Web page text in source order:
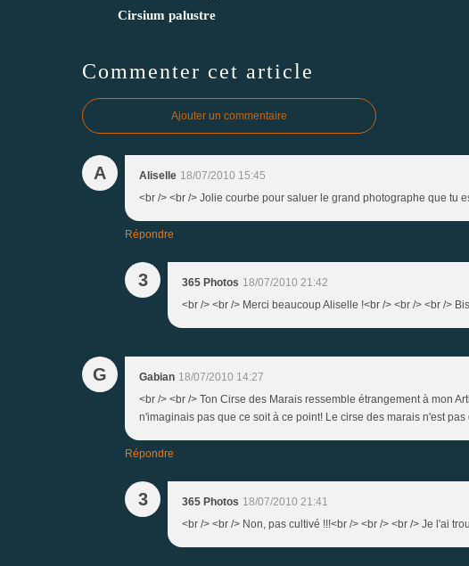
Cirsium palustre
Commenter cet article
Ajouter un commentaire
A Aliselle 18/07/2010 15:45
<br /> <br /> Jolie courbe pour saluer le grand photographe que tu
Répondre
3 365 Photos 18/07/2010 21:42
<br /> <br /> Merci beaucoup Aliselle !<br /> <br /> <br />
G Gabian 18/07/2010 14:27
<br /> <br /> Ton Cirse des Marais ressemble étrangement à mon
n'imaginais pas que ce soit à ce point! Le cirse des marais n'est
Répondre
3 365 Photos 18/07/2010 21:41
<br /> <br /> Non, pas cultivé !!!<br /> <br /> <br /> Je l'ai